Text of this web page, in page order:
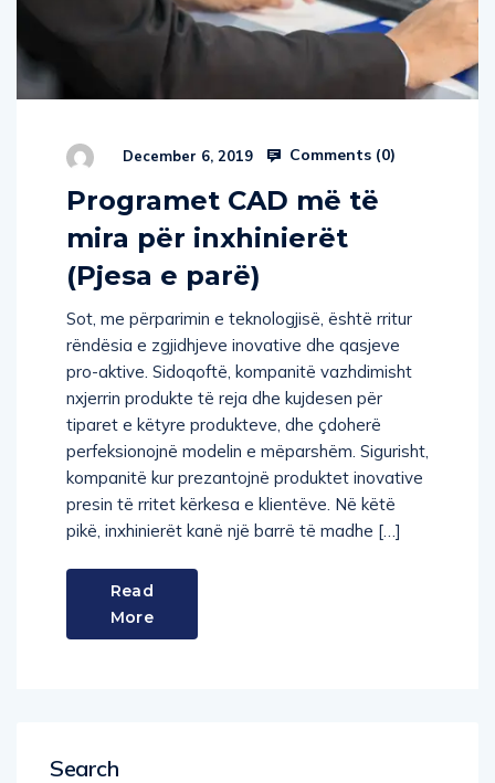
December 6, 2019 Comments (0)
Programet CAD më të
mira për inxhinierët
(Pjesa e parë)
Sot, me përparimin e teknologjisë, është rritur
rëndësia e zgjidhjeve inovative dhe qasjeve
pro-aktive. Sidoqoftë, kompanitë vazhdimisht
nxjerrin produkte të reja dhe kujdesen për
tiparet e këtyre produkteve, dhe çdoherë
perfeksionojnë modelin e mëparshëm. Sigurisht,
kompanitë kur prezantojnë produktet inovative
presin të rritet kërkesa e klientëve. Në këtë
pikë, inxhinierët kanë një barrë të madhe […]
Read
More
Search